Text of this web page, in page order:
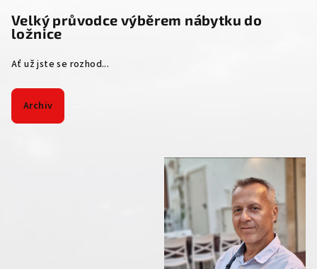
Velký průvodce výběrem nábytku do
ložnice
Ať už jste se rozhod...
Archiv